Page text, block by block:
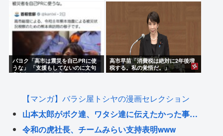
パヨク「高市は震災を自己PRに使
うな」 「支援もしてないのに文句
言うな！」パヨク「してるけど」
高市早苗「消費税は絶対に2年後増
税する。私の覚悟だ。」
【マンガ】バラシ屋トシヤの漫画セレクション
山本太郎がボク達、ワタシ達に伝えたかった事…
令和の虎社長、チームみらい支持表明www